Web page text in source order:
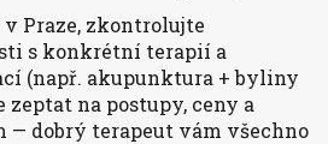
Praze, zkontrolujte
s konkrétní terapií a
(např. akupunktura + byliny
zeptat na postupy, ceny a
— dobrý terapeut vám všechno